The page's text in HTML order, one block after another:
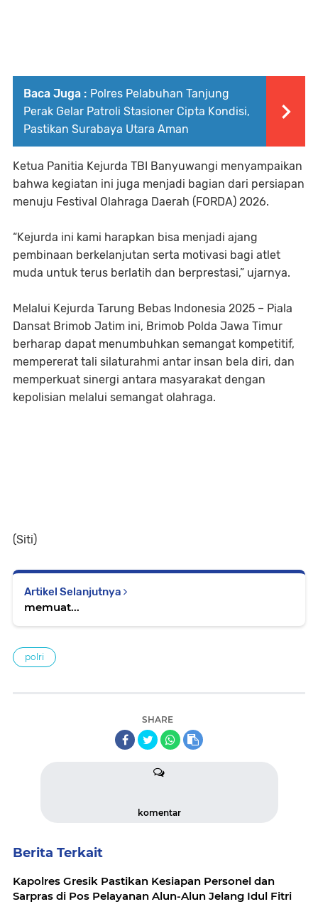
Baca Juga : Polres Pelabuhan Tanjung
Perak Gelar Patroli Stasioner Cipta Kondisi,
Pastikan Surabaya Utara Aman
Ketua Panitia Kejurda TBI Banyuwangi menyampaikan
bahwa kegiatan ini juga menjadi bagian dari persiapan
menuju Festival Olahraga Daerah (FORDA) 2026.
“Kejurda ini kami harapkan bisa menjadi ajang
pembinaan berkelanjutan serta motivasi bagi atlet
muda untuk terus berlatih dan berprestasi,” ujarnya.
Melalui Kejurda Tarung Bebas Indonesia 2025 – Piala
Dansat Brimob Jatim ini, Brimob Polda Jawa Timur
berharap dapat menumbuhkan semangat kompetitif,
mempererat tali silaturahmi antar insan bela diri, dan
memperkuat sinergi antara masyarakat dengan
kepolisian melalui semangat olahraga.
(Siti)
Artikel Selanjutnya
memuat...
polri
SHARE
komentar
Berita Terkait
Kapolres Gresik Pastikan Kesiapan Personel dan
Sarpras di Pos Pelayanan Alun-Alun Jelang Idul Fitri